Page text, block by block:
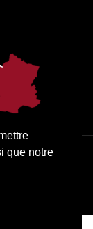
que notre